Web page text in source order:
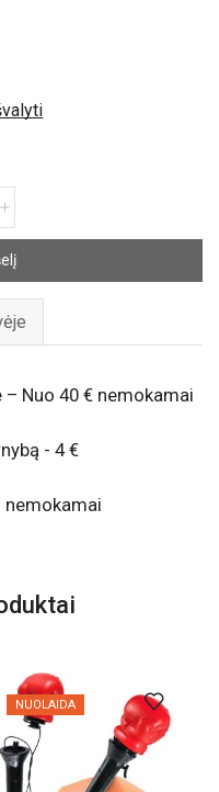
Nuo 40 € nemokamai
- 4 €
NUOLAIDA